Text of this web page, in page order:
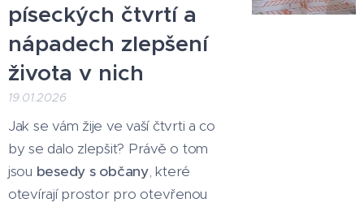
píseckých čtvrtía
nápadech zlepšení
života v nich
19.01.2026
Jak se vám žije ve vaší čtvrti a co
by se dalo zlepšit? Právě o tom
jsou besedy s občany, které
otevírají prostor pro otevřenou